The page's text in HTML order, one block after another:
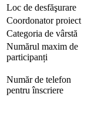
Loc de desfăşurare
Coordonator proiect
Categoria de vârstă
Numărul maxim de
participanți
Număr de telefon
pentru înscriere